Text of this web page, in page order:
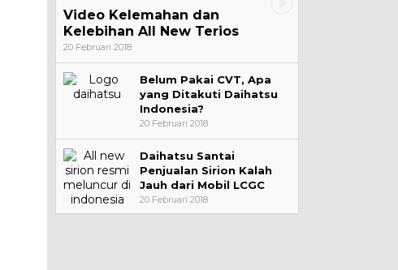
Video Kelemahan dan
Kelebihan All New Terios
20 Februari 2018
Belum Pakai CVT, Apa
yang Ditakuti Daihatsu
Indonesia?
20 Februari 2018
Daihatsu Santai
Penjualan Sirion Kalah
Jauh dari Mobil LCGC
20 Februari 2018